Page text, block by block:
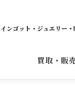
ンゴット・ジュエリー
買取・販